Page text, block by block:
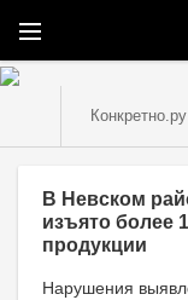
Конкретно.ру
В Невском
изъято более
продукции
Нарушения